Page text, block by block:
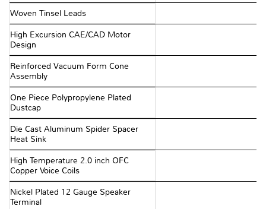
Woven Tinsel Leads
High Excursion CAE/CAD Motor
Design
Reinforced Vacuum Form Cone
Assembly
One Piece Polypropylene Plated
Dustcap
Die Cast Aluminum Spider Spacer
Heat Sink
High Temperature 2.0 inch OFC
Copper Voice Coils
Nickel Plated 12 Gauge Speaker
Terminal